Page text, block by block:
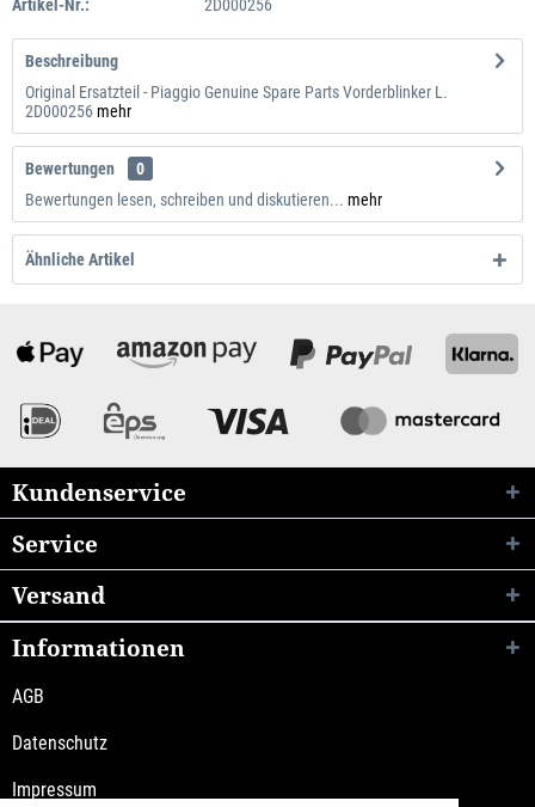
Artikel-Nr.: 2D000256
Beschreibung
Original Ersatzteil - Piaggio Genuine Spare Parts Vorderblinker L.
2D000256mehr
Bewertungen
0
Bewertungen lesen, schreiben und diskutieren... mehr
Ähnliche Artikel
Kundenservice
Service
Informationen
AGB
Datenschutz
Impressum
Versand